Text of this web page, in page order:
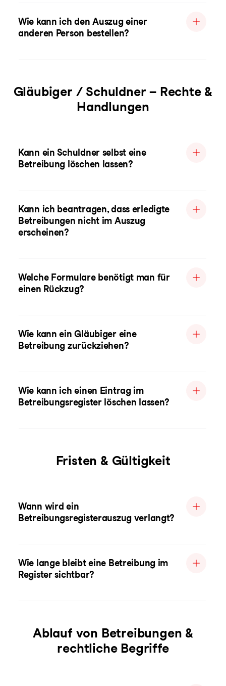
Wie kann ich den Auszug einer
anderen Person bestellen?
Gläubiger / Schuldner – Rechte &
Handlungen
Kann ein Schuldner selbst eine
Betreibung löschen lassen?
Kann ich beantragen, dass erledigte
Betreibungen nicht im Auszug
erscheinen?
Welche Formulare benötigt man für
einen Rückzug?
Wie kann ein Gläubiger eine
Betreibung zurückziehen?
Wie kann ich einen Eintrag im
Betreibungsregister löschen lassen?
Fristen & Gültigkeit
Wann wird ein
Betreibungsregisterauszug verlangt?
Wie lange bleibt eine Betreibung im
Register sichtbar?
Ablauf von Betreibungen &
rechtliche Begriffe